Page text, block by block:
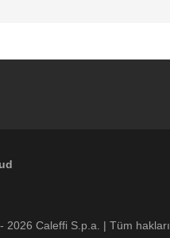
2026 Caleffi S.p.a. | Tüm hakları